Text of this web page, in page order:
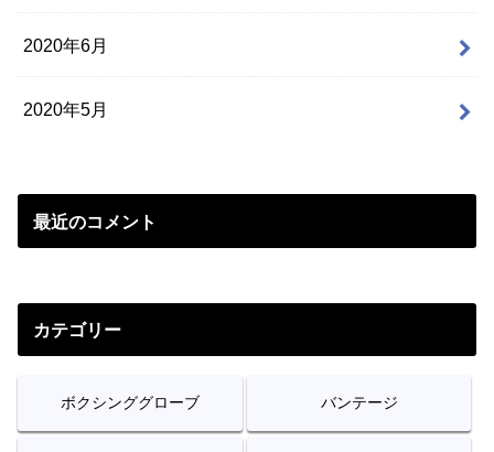
2020年6月
2020年5月
最近のコメント
カテゴリー
ボクシンググローブ バンテージ